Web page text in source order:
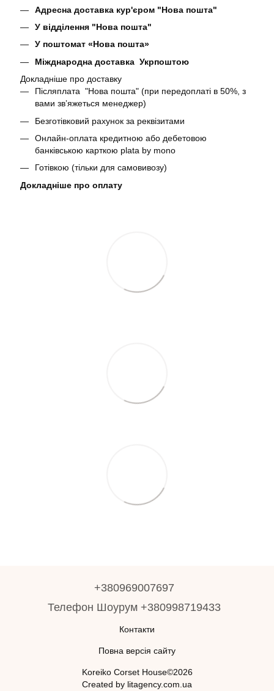
Адресна доставка кур'єром "Нова пошта"
У відділення "Нова пошта"
У поштомат «Нова пошта»
Міжднародна доставка Укрпоштою
Докладніше про доставку
Післяплата "Нова пошта" (при передоплаті в 50%, з
вами звʼяжеться менеджер)
Безготівковий рахунок за реквізитами
Онлайн-оплата кредитною або дебетовою
банківською карткою plata by mono
Готівкою (тільки для самовивозу)
Докладніше про оплату
+380969007697
Телефон Шоурум +380998719433
Контакти
Повна версія сайту
Koreiko Corset House©2026
Created by litagency.com.ua